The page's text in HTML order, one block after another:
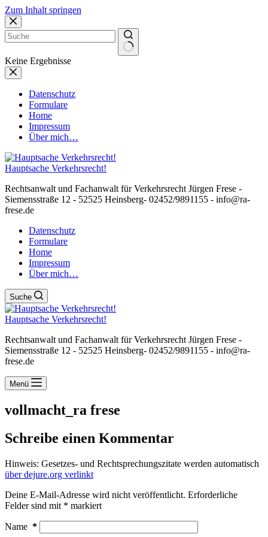
Zum Inhalt springen
Keine Ergebnisse
Datenschutz
Formulare
Home
Impressum
Über mich…
Hauptsache Verkehrsrecht!
Rechtsanwalt und Fachanwalt für Verkehrsrecht Jürgen Frese -
Siemensstraße 12 - 52525 Heinsberg- 02452/9891155 - info@ra-
frese.de
Datenschutz
Formulare
Home
Impressum
Über mich…
Suche
Hauptsache Verkehrsrecht!
Rechtsanwalt und Fachanwalt für Verkehrsrecht Jürgen Frese -
Siemensstraße 12 - 52525 Heinsberg- 02452/9891155 - info@ra-
frese.de
Menü
vollmacht_ra frese
Schreibe einen Kommentar
Hinweis: Gesetzes- und Rechtsprechungszitate werden automatisch
über dejure.org verlinkt
Deine E-Mail-Adresse wird nicht veröffentlicht. Erforderliche
Felder sind mit * markiert
Name *